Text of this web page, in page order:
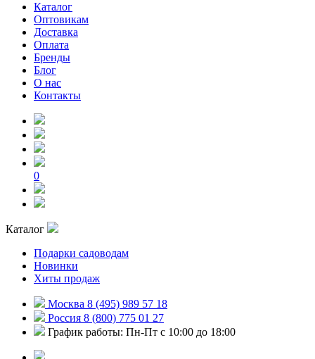
Каталог
Оптовикам
Доставка
Оплата
Бренды
Блог
О нас
Контакты
0
Каталог
Подарки садоводам
Новинки
Хиты продаж
Москва 8 (495) 989 57 18
Россия 8 (800) 775 01 27
График работы: Пн-Пт с 10:00 до 18:00